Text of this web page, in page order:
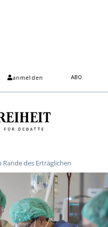
anmelden ABO
des Erträglichen